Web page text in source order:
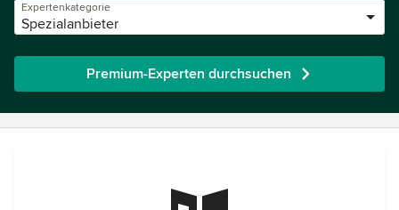
Expertenkategorie
Spezialanbieter
Premium-Experten durchsuchen